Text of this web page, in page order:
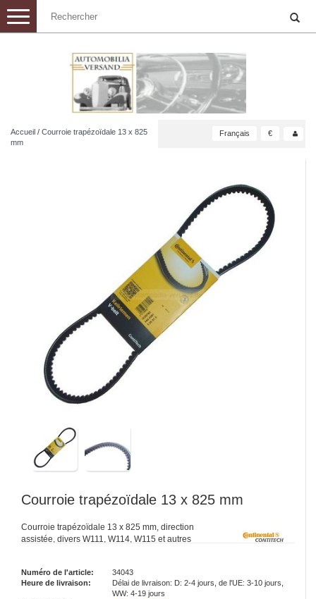
Toggle
navigation
Accueil / Courroie trapézoïdale 13 x 825
mm
Français €
Courroie trapézoïdale 13 x 825 mm
Courroie trapézoïdale 13 x 825 mm, direction
assistée, divers W111, W114, W115 et autres
Numéro de l'article:
34043
Heure de livraison:
Délai de livraison: D: 2-4 jours, de l'UE: 3-10 jours,
WW: 4-19 jours